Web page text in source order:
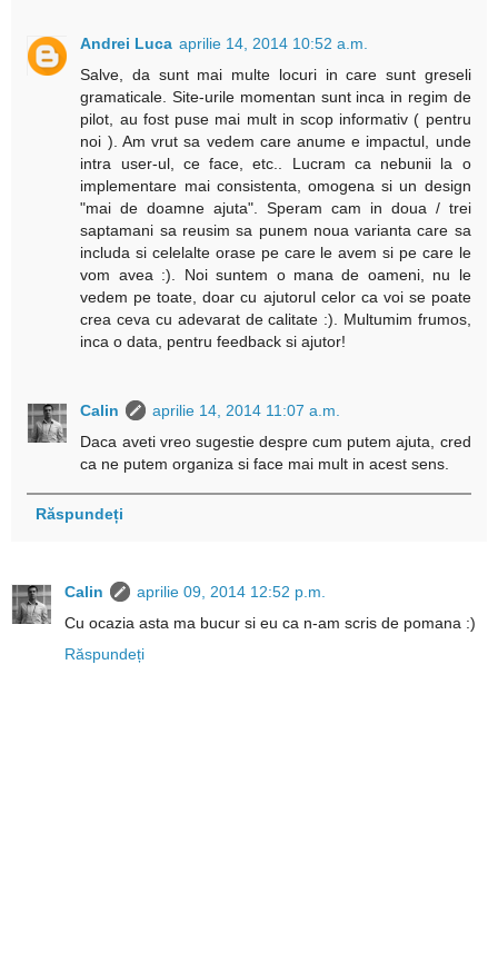
Andrei Luca aprilie 14, 2014 10:52 a.m.
Salve, da sunt mai multe locuri in care sunt greseli
gramaticale. Site-urile momentan sunt inca in regim de
pilot, au fost puse mai mult in scop informativ ( pentru
noi ). Am vrut sa vedem care anume e impactul, unde
intra user-ul, ce face, etc.. Lucram ca nebunii la o
implementare mai consistenta, omogena si un design
"mai de doamne ajuta". Speram cam in doua / trei
saptamani sa reusim sa punem noua varianta care sa
includa si celelalte orase pe care le avem si pe care le
vom avea :). Noi suntem o mana de oameni, nu le
vedem pe toate, doar cu ajutorul celor ca voi se poate
crea ceva cu adevarat de calitate :). Multumim frumos,
inca o data, pentru feedback si ajutor!
Calin
aprilie 14, 2014 11:07 a.m.
Daca aveti vreo sugestie despre cum putem ajuta, cred
ca ne putem organiza si face mai mult in acest sens.
Răspundeți
Calin
aprilie 09, 2014 12:52 p.m.
Cu ocazia asta ma bucur si eu ca n-am scris de pomana :)
Răspundeți